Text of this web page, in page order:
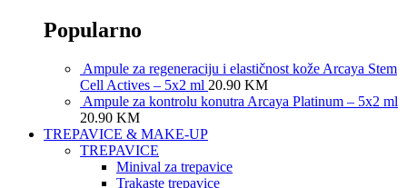
Popularno
Ampule za regeneraciju i elastičnost kože Arcaya Stem
Cell Actives – 5x2 ml 20.90 KM
Ampule za kontrolu konutra Arcaya Platinum – 5x2 ml
20.90 KM
TREPAVICE & MAKE-UP
TREPAVICE
Minival za trepavice
Trakaste trepavice